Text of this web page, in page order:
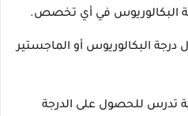
البكالوريوس في أي تخصص.
درجة البكالوريوس أو الماجستير
تدرس للحصول على الدرجة